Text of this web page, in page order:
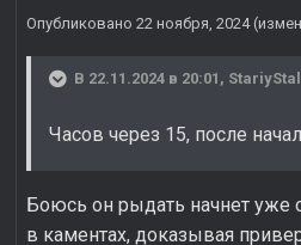
Опубликовано 22 ноября, 2024
В 22.11.2024 в 20:01,
Часов через 15, после
Боюсь он рыдать начнет уже
в каментах, доказывая